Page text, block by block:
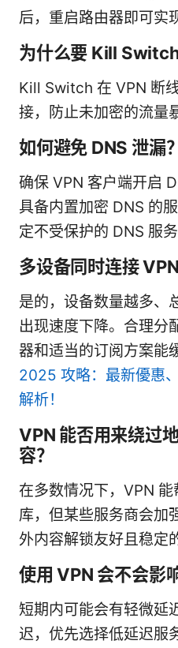
后，重启路由器即可实
为什么要 Kill Switch
Kill Switch 在 VPN 断
接，防止未加密的流量
如何避免 DNS 泄漏？
确保 VPN 客户端开启
具备内置加密 DNS 的
定不受保护的 DNS 服务
多设备同时连接
是的，设备数量越多、
出现速度下降。合理分
器和适当的订阅方案能
2025 攻略：最新優惠
解析！
VPN 能否用来绕过
容？
在多数情况下，VPN
库，但某些服务商会加
外内容解锁友好且稳定
使用 VPN 会不会影
短期内可能会有轻微延
迟，优先选择低延迟服